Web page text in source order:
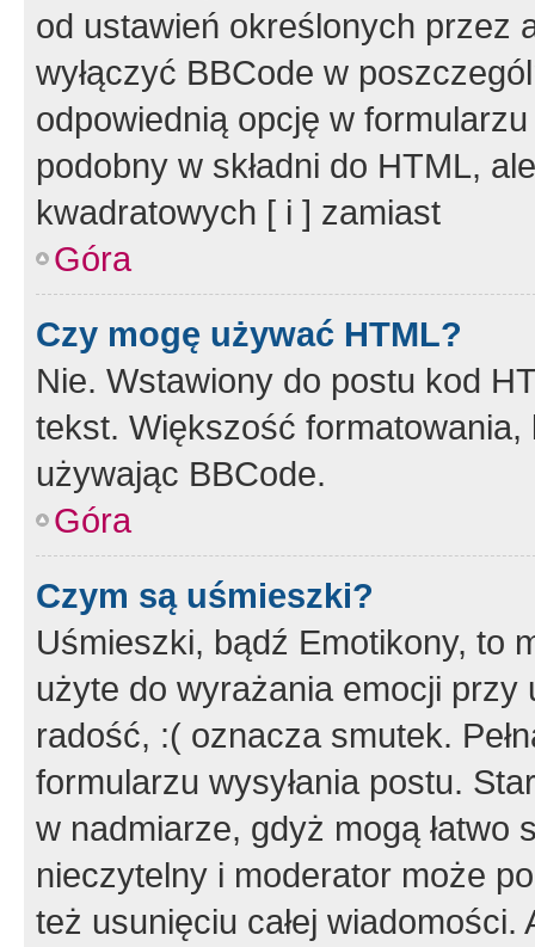
od ustawień określonych przez
wyłączyć BBCode w
odpowiednią opcję w
podobny w składni do HTML,
kwadratowych [ i ] zamiast
Góra
Czy mogę używać HTML?
Nie. Wstawiony do postu kod
tekst. Większość
używając BBCode.
Góra
Czym są uśmieszki?
Uśmieszki, bądź Emotikony, to
użyte do wyrażania emocji
radość, :( oznacza smutek.
formularzu wysyłania postu.
w nadmiarze, gdyż mogą
nieczytelny i moderator może
też usunięciu całej